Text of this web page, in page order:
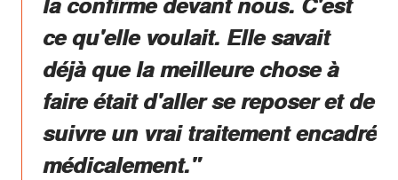
ce qu'elle voulait. Elle savait
déjà que la meilleure chose à
faire était d'aller se reposer et de
suivre un vrai traitement encadré
médicalement."